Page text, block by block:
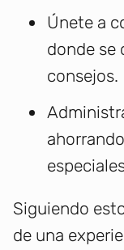
Únete a
donde se
consejos.
Siguiendo
de una